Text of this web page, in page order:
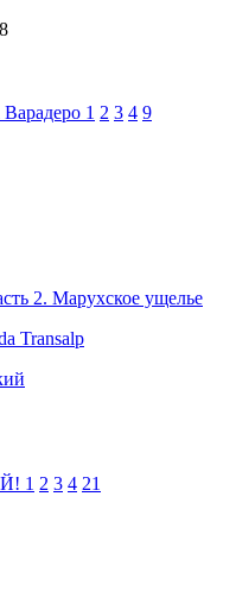
1 2 3 4 9
2. Марухское ущелье
Transalp
1 2 3 4 21